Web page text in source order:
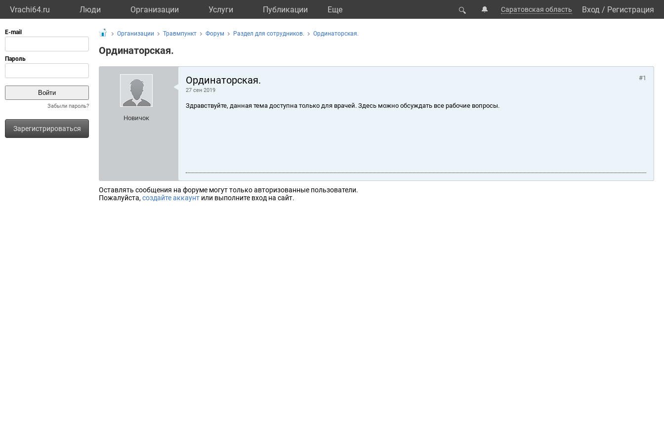
Vrachi64.ru Люди Организации Услуги Публикации Eще 🔍 🔔 Саратовская область Вход / Регистрация
Забыли пароль?
Зарегистрироваться
Организации Травмпункт Форум Раздел для сотрудников. Ординаторская.
Ординаторская.
Новичок
Ординаторская.
27 сен 2019
#1
Здравствуйте, данная тема доступна только для врачей. Здесь можно обсуждать все рабочие вопросы.
Оставлять сообщения на форуме могут только авторизованные пользователи.
Пожалуйста, создайте аккаунт или выполните вход на сайт.